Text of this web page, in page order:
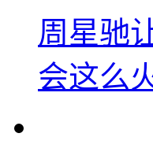
周星驰
会这么